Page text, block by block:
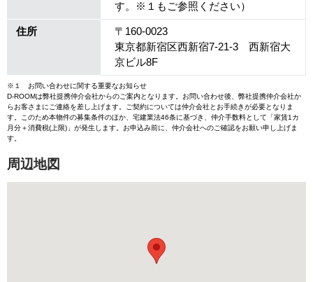
す。※１もご参照ください）
住所
〒160-0023
東京都新宿区西新宿7-21-3 西新宿大
京ビル8F
※１ お問い合わせに関する重要なお知らせ
D-ROOMは弊社提携仲介会社からのご案内となります。お問い合わせ後、弊社提携仲介会社か
らお客さまにご連絡を差し上げます。ご契約については仲介会社とお手続きが必要となりま
す。このため本物件の募集条件のほか、宅建業法46条に基づき、仲介手数料として「家賃1カ
月分＋消費税(上限)」が発生します。お申込み前に、仲介会社へのご確認をお願い申し上げま
す。
周辺地図